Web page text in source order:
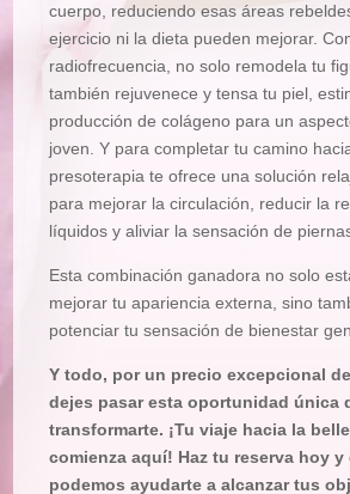
cuerpo, reduciendo esas áreas
ejercicio ni la dieta pueden mejorar.
radiofrecuencia, no solo remodela tu
también rejuvenece y tensa tu piel,
producción de colágeno para un
joven. Y para completar tu camino
presoterapia te ofrece una solución
para mejorar la circulación, reducir la
líquidos y aliviar la sensación de
Esta combinación ganadora no solo
mejorar tu apariencia externa, sino
potenciar tu sensación de bienestar
Y todo, por un precio excepcional
dejes pasar esta oportunidad única
transformarte. ¡Tu viaje hacia la
comienza aquí! Haz tu reserva hoy
podemos ayudarte a alcanzar tus